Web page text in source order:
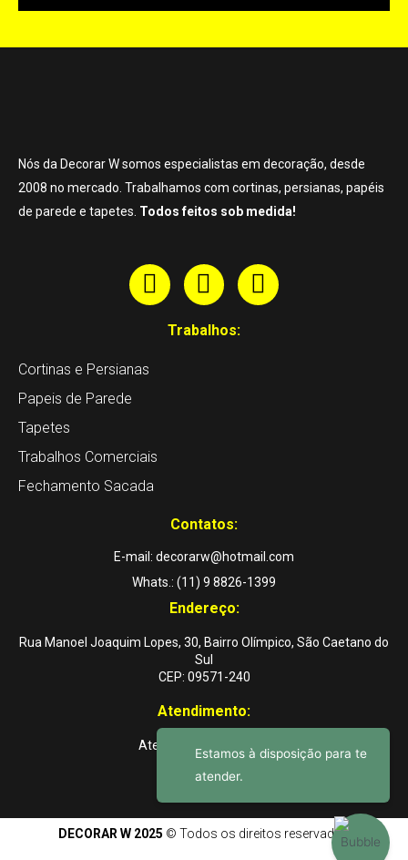
Nós da Decorar W somos especialistas em decoração, desde
2008 no mercado. Trabalhamos com cortinas, persianas, papéis
de parede e tapetes. Todos feitos sob medida!
Trabalhos:
Cortinas e Persianas
Papeis de Parede
Tapetes
Trabalhos Comerciais
Fechamento Sacada
Contatos:
E-mail: decorarw@hotmail.com
Whats.: (11) 9 8826-1399
Endereço:
Rua Manoel Joaquim Lopes, 30, Bairro Olímpico, São Caetano do
Sul
CEP: 09571-240
Atendimento:
Atendemos a domicílio
DECORAR W 2025 © Todos os direitos reservados